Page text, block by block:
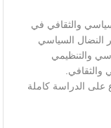
والثقافي في
النضال السياسي
والتنظيمي
على الدراسة كاملة